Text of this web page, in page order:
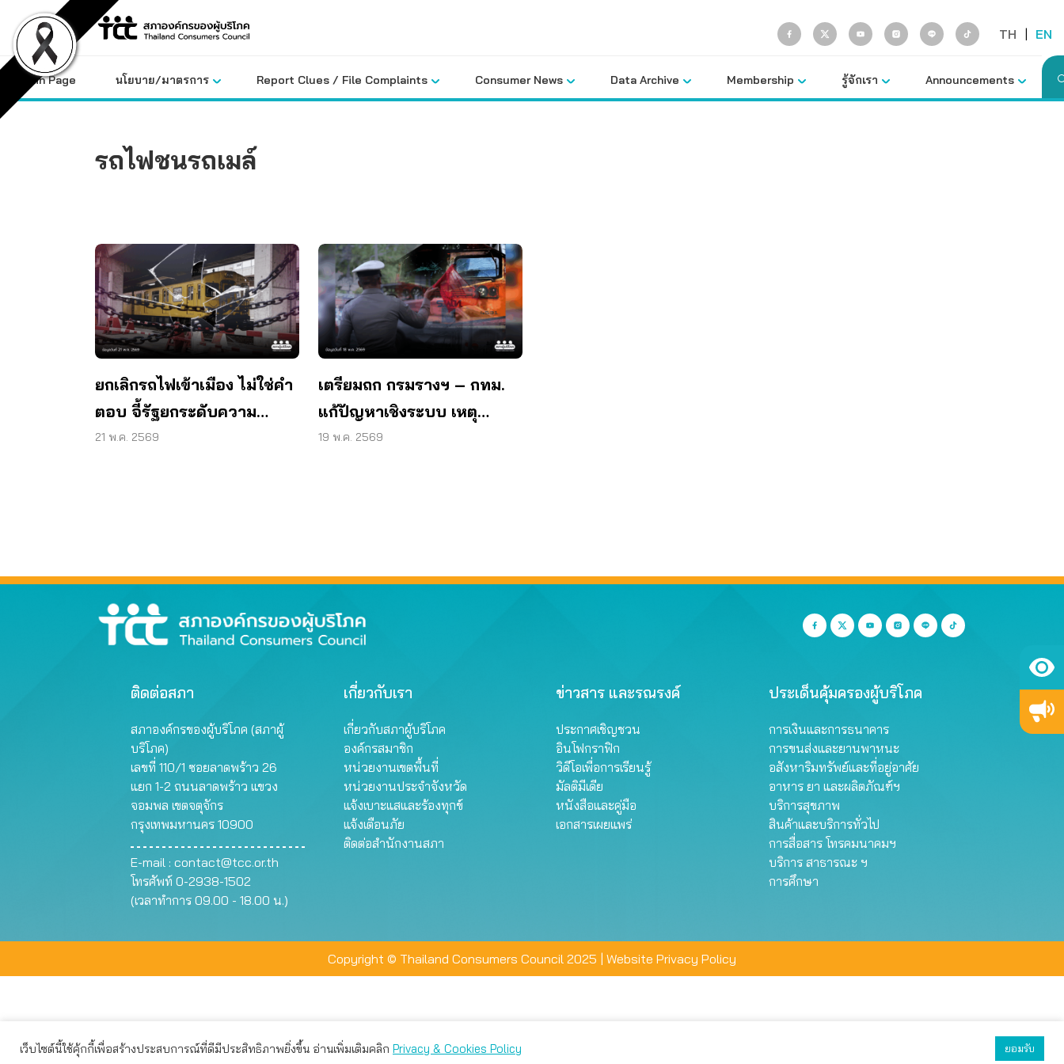
content
TH | EN
Main Page นโยบาย/มาตรการ Report Clues / File Complaints Consumer News Data Archive Membership รู้จักเรา Announcements
รถไฟชนรถเมล์
ยกเลิกรถไฟเข้าเมือง ไม่ใช่คำ
ตอบ จี้รัฐยกระดับความ
ปลอดภัย
21 พ.ค. 2569
เตรียมถก กรมรางฯ – กทม.
แก้ปัญหาเชิงระบบ เหตุ
‘รถไฟชนรถเมล์’
19 พ.ค. 2569
ติดต่อสภา
สภาองค์กรของผู้บริโภค (สภาผู้
บริโภค)
เลขที่ 110/1 ซอยลาดพร้าว 26
แยก 1-2 ถนนลาดพร้าว แขวง
จอมพล เขตจตุจักร
กรุงเทพมหานคร 10900
E-mail : contact@tcc.or.th
โทรศัพท์ 0-2938-1502
(เวลาทำการ 09.00 - 18.00 น.)
เกี่ยวกับเรา
เกี่ยวกับสภาผู้บริโภค
องค์กรสมาชิก
หน่วยงานเขตพื้นที่
หน่วยงานประจำจังหวัด
แจ้งเบาะแสและร้องทุกข์
แจ้งเตือนภัย
ติดต่อสำนักงานสภา
ข่าวสาร และรณรงค์
ประกาศเชิญชวน
อินโฟกราฟิก
วิดีโอเพื่อการเรียนรู้
มัลติมีเดีย
หนังสือและคู่มือ
เอกสารเผยแพร่
ประเด็นคุ้มครองผู้บริโภค
การเงินและการธนาคาร
การขนส่งและยานพาหนะ
อสังหาริมทรัพย์และที่อยู่อาศัย
อาหาร ยา และผลิตภัณฑ์ฯ
บริการสุขภาพ
สินค้าและบริการทั่วไป
การสื่อสาร โทรคมนาคมฯ
บริการ สาธารณะ ฯ
การศึกษา
Copyright © Thailand Consumers Council 2025 | Website Privacy Policy
เว็บไซต์นี้ใช้คุ้กกี้เพื่อสร้างประสบการณ์ที่ดีมีประสิทธิภาพยิ่งขึ้น อ่านเพิ่มเติมคลิก Privacy & Cookies Policy ยอมรับ
เว็บไซต์นี้ใช้คุกกี้เพื่อมอบประสบการณ์การใช้งานที่ดีให้แก่ท่าน คุณสามารถเลือกตั้งค่าความเป็นส่วนตัวได้